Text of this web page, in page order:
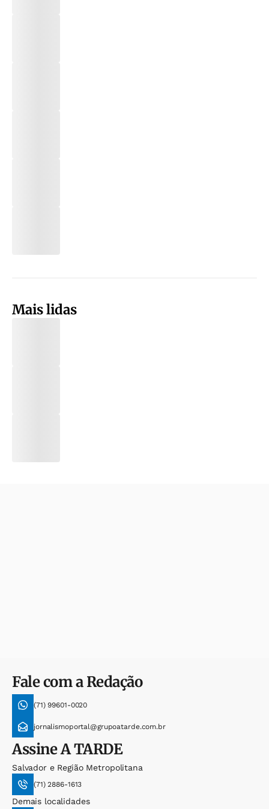
Mais lidas
Fale com a Redação
(71) 99601-0020
jornalismoportal@grupoatarde.com.br
AssineA TARDE
Salvador e Região Metropolitana
(71) 2886-1613
Demais localidades